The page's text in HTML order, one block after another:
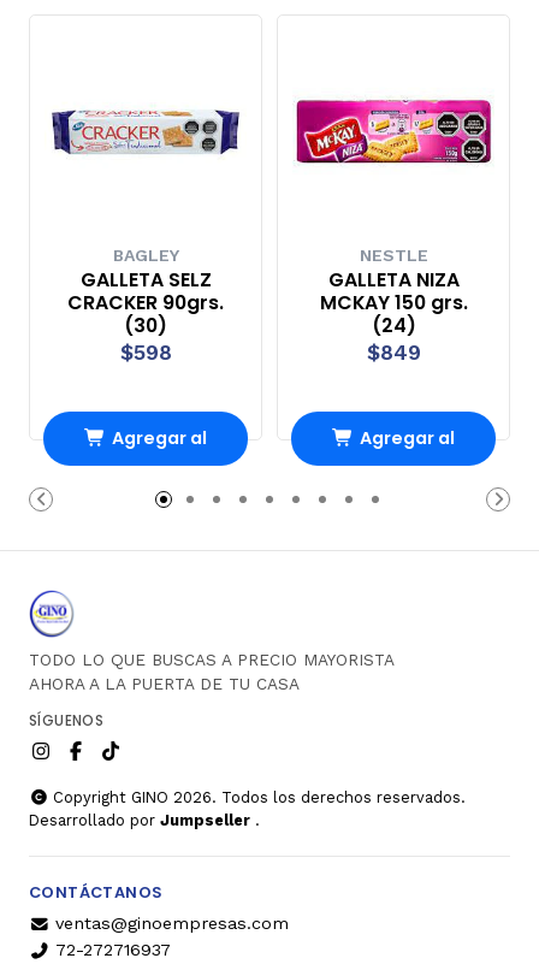
BAGLEY
GALLETA SELZ
CRACKER 90grs.
(30)
$598
Agregar al
Carro
NESTLE
GALLETA NIZA
MCKAY 150 grs.
(24)
$849
Agregar al
Carro
TODO LO QUE BUSCAS A PRECIO MAYORISTA
AHORA A LA PUERTA DE TU CASA
SÍGUENOS
Copyright GINO 2026. Todos los derechos reservados.
Desarrollado por Jumpseller .
CONTÁCTANOS
ventas@ginoempresas.com
72-272716937